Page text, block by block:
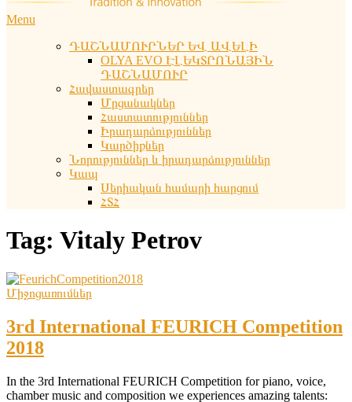
Menu
ԴԱՇՆԱՄՈՒՐՆԵՐ ԵՎ ԱՎԵԼԻ
OLYA EVO ԷԼԵԿՏՐՈՆԱՅԻՆ
ԴԱՇՆԱՄՈՒՐ
Հավաստագրեր
Մրցանակներ
Հաստատություններ
Իրադարձություններ
Կարծիքներ
Նորություններ և իրադարձություններ
Կապ
Սերիական համարի հարցում
ՀՏՀ
Tag: Vitaly Petrov
Միջոցառումներ
3rd International FEURICH Competition
2018
In the 3rd International FEURICH Competition for piano, voice,
chamber music and composition we experiences amazing talents: